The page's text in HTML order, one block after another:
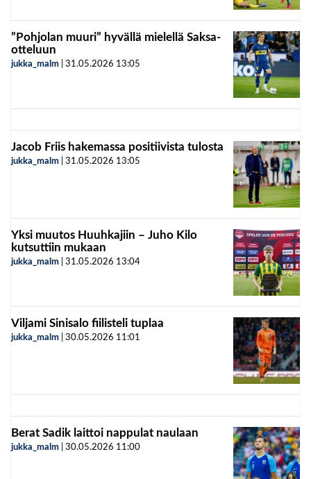
”Pohjolan muuri” hyvällä mielellä Saksa-
otteluun
jukka_malm 31.05.2026 13:05
Jacob Friis hakemassa positiivista tulosta
jukka_malm 31.05.2026 13:05
Yksi muutos Huuhkajiin – Juho Kilo
kutsuttiin mukaan
jukka_malm 31.05.2026 13:04
Viljami Sinisalo fiilisteli tuplaa
jukka_malm 30.05.2026 11:01
Berat Sadik laittoi nappulat naulaan
jukka_malm 30.05.2026 11:00